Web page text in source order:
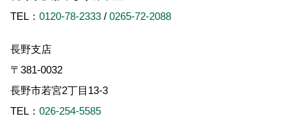
TEL： 0120-78-2333 / 0265-72-2088
長野支店
〒381-0032
長野市若宮2丁目13-3
TEL： 026-254-5585